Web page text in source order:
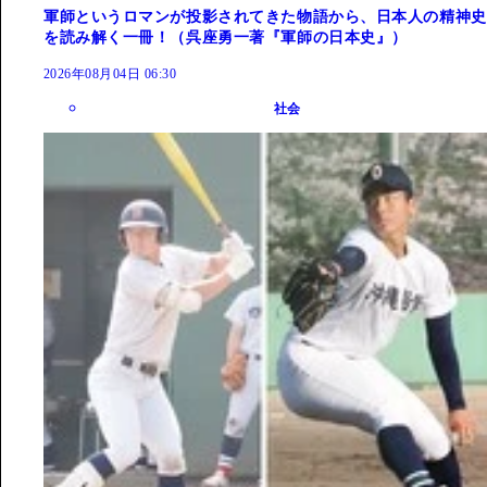
軍師というロマンが投影されてきた物語から、日本人の精神史
を読み解く一冊！（呉座勇一著『軍師の日本史』）
2026年08月04日 06:30
社会